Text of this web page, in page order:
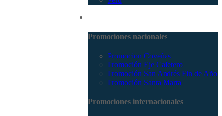
Promociones nacionales
Promocion Coveñas
Promoción Eje Cafetero
Promoción San Andrés Fin de Año
Promoción Santa Marta
Promociones internacionales